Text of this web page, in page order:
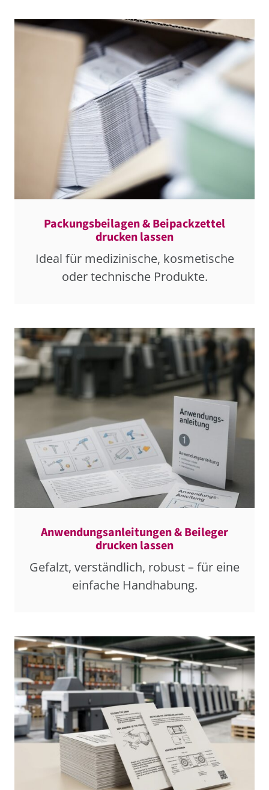
Packungsbeilagen & Beipackzettel
drucken lassen
Ideal für medizinische, kosmetische
oder technische Produkte.
Anwendungsanleitungen & Beileger
drucken lassen
Gefalzt, verständlich, robust – für eine
einfache Handhabung.